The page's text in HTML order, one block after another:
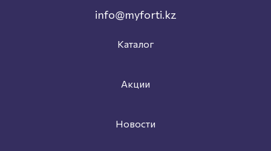
info@myforti.kz
Каталог
Акции
Новости